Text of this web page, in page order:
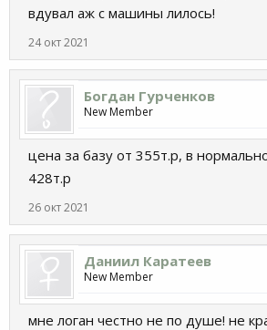
вдувал аж с машины лилось!
24 окт 2021
Богдан Гурченков
New Member
цена за базу от 355т.р, в
428т.р
26 окт 2021
Даниил Каратеев
New Member
мне логан честно не по душе! не